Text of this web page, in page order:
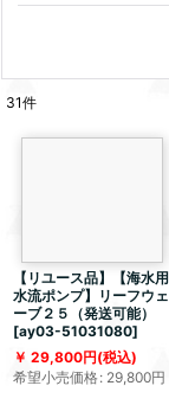
31件
【リユース品】【海水用
水流ポンプ】リーフウェ
ーブ２５（発送可能）
[ay03-51031080]
29,800円(税込)
希望小売価格: 29,800円